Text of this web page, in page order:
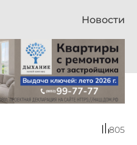
Новости
805